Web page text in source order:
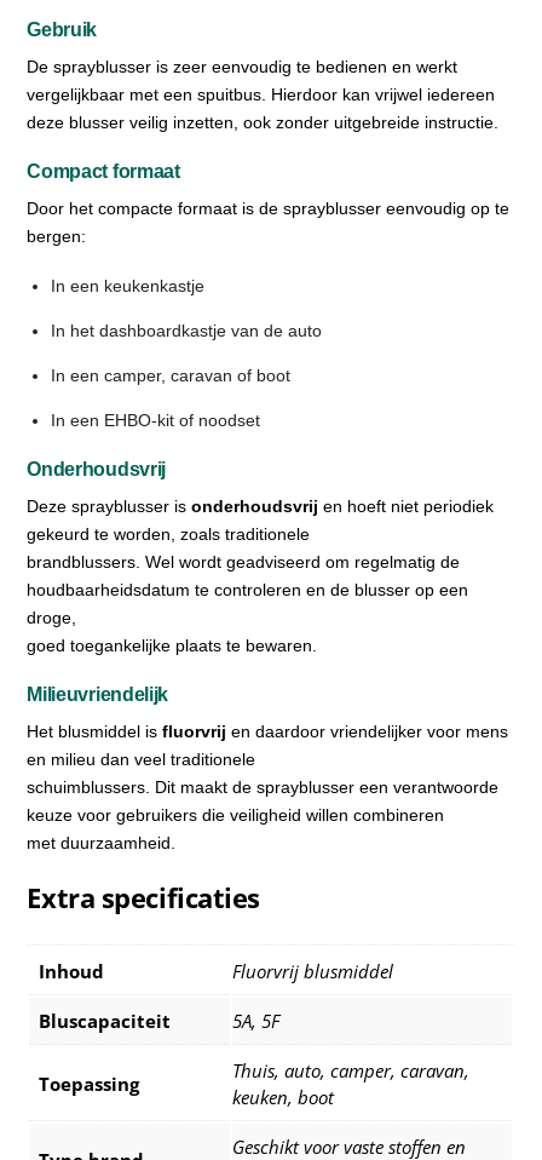
Gebruik
De sprayblusser is zeer eenvoudig te bedienen en werkt
vergelijkbaar met een spuitbus. Hierdoor kan vrijwel iedereen
deze blusser veilig inzetten, ook zonder uitgebreide instructie.
Compact formaat
Door het compacte formaat is de sprayblusser eenvoudig op te
bergen:
In een keukenkastje
In het dashboardkastje van de auto
In een camper, caravan of boot
In een EHBO-kit of noodset
Onderhoudsvrij
Deze sprayblusser isonderhoudsvrij en hoeft niet periodiek
gekeurd te worden, zoals traditionele
brandblussers. Wel wordt geadviseerd om regelmatig de
houdbaarheidsdatum te controleren en de blusser op een
droge,
goed toegankelijke plaats te bewaren.
Milieuvriendelijk
Het blusmiddel isfluorvrij en daardoor vriendelijker voor mens
en milieu dan veel traditionele
schuimblussers. Dit maakt de sprayblusser een verantwoorde
keuze voor gebruikers die veiligheid willen combineren
met duurzaamheid.
Extra specificaties
Inhoud Fluorvrij blusmiddel
Bluscapaciteit 5A,5F
Toepassing
Thuis, auto, camper, caravan,
keuken, boot
Geschikt voor vaste stoffen en